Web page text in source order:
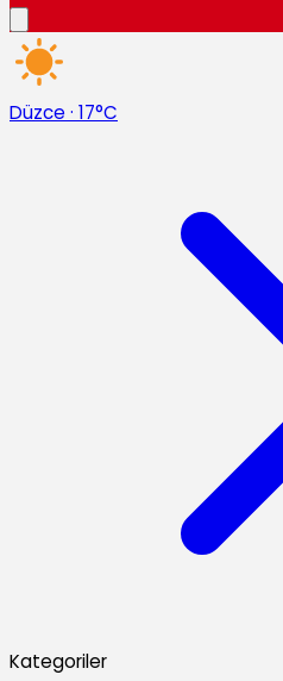
Düzce · 17°C
Kategoriler